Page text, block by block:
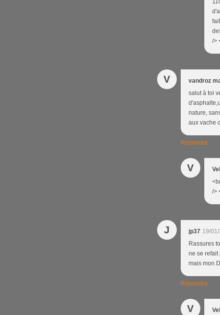
/>
V
vandroz
salut à toi
nature,
aux vache
Répondre
V
/>
J jp37 19/
Rassures
ne se refait
mais mon
Répondre
V